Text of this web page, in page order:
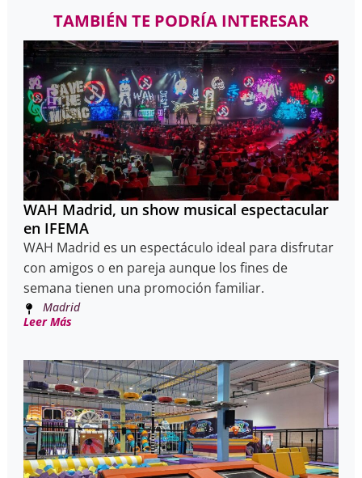
TAMBIÉN TE PODRÍA INTERESAR
WAH Madrid, un show musical espectacular
en IFEMA
WAH Madrid es un espectáculo ideal para disfrutar
con amigos o en pareja aunque los fines de
semana tienen una promoción familiar.
Madrid
Leer Más